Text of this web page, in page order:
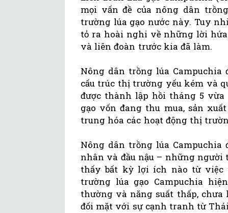
mọi vấn đề của nông dân
trường lúa gạo nước này. Tuy
tỏ ra hoài nghi về những lời
và liên đoàn trước kia đã làm.
Nông dân trồng lúa Campuchia
cấu trúc thị trường yếu kém và
được thành lập hồi tháng 5
gạo vốn đang thu mua, sản
trung hóa các hoạt động thị
Nông dân trồng lúa
nhân và đầu nậu – những
thấy bất kỳ lợi ích nào từ việc
trường lúa gạo Campuchia
thường và năng suất thấp, chưa
đối mặt với sự cạnh tranh từ